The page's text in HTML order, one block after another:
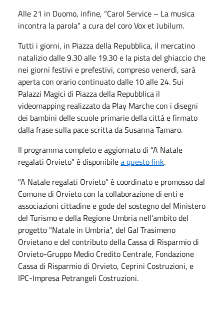
Alle 21 in Duomo, infine, “Carol Service – La musica
incontra la parola” a cura del coro Vox et Jubilum.
Tutti i giorni, in Piazza della Repubblica, il mercatino
natalizio dalle 9.30 alle 19.30 e la pista del ghiaccio che
nei giorni festivi e prefestivi, compreso venerdì, sarà
aperta con orario continuato dalle 10 alle 24. Sui
Palazzi Magici di Piazza della Repubblica il
videomapping realizzato da Play Marche con i disegni
dei bambini delle scuole primarie della città e firmato
dalla frase sulla pace scritta da Susanna Tamaro.
Il programma completo e aggiornato di “A Natale
regalati Orvieto” è disponibilea questo link.
"A Natale regalati Orvieto” è coordinato e promosso dal
Comune di Orvieto con la collaborazione di enti e
associazioni cittadine e gode del sostegno del Ministero
del Turismo e della Regione Umbria nell'ambito del
progetto "Natale in Umbria", del Gal Trasimeno
Orvietano e del contributo della Cassa di Risparmio di
Orvieto-Gruppo Medio Credito Centrale, Fondazione
Cassa di Risparmio di Orvieto, Ceprini Costruzioni, e
IPC-Impresa Petrangeli Costruzioni.